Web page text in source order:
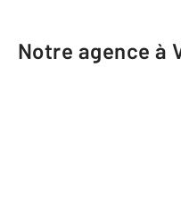
Notre agence à